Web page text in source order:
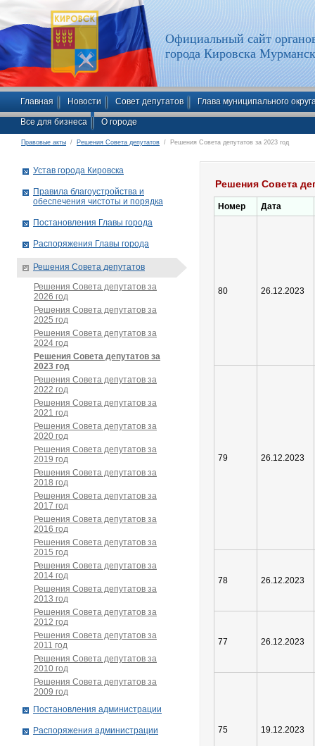
Официальный сайт
города Кировска
Главная Новости Совет депутатов Глава муниципального
Все для бизнеса О городе
Правовые акты / Решения Совета депутатов / Решения Совета депутатов за 2023 год
Решения Совета
Номер Дата
80 26.12.2023
79 26.12.2023
78 26.12.2023
77 26.12.2023
75 19.12.2023
Устав города Кировска
Правила благоустройства и
обеспечения чистоты и порядка
Постановления Главы города
Распоряжения Главы города
Решения Совета депутатов
Решения Совета депутатов за
2026 год
Решения Совета депутатов за
2025 год
Решения Совета депутатов за
2024 год
Решения Совета депутатов за
2023 год
Решения Совета депутатов за
2022 год
Решения Совета депутатов за
2021 год
Решения Совета депутатов за
2020 год
Решения Совета депутатов за
2019 год
Решения Совета депутатов за
2018 год
Решения Совета депутатов за
2017 год
Решения Совета депутатов за
2016 год
Решения Совета депутатов за
2015 год
Решения Совета депутатов за
2014 год
Решения Совета депутатов за
2013 год
Решения Совета депутатов за
2012 год
Решения Совета депутатов за
2011 год
Решения Совета депутатов за
2010 год
Решения Совета депутатов за
2009 год
Постановления администрации
Распоряжения администрации